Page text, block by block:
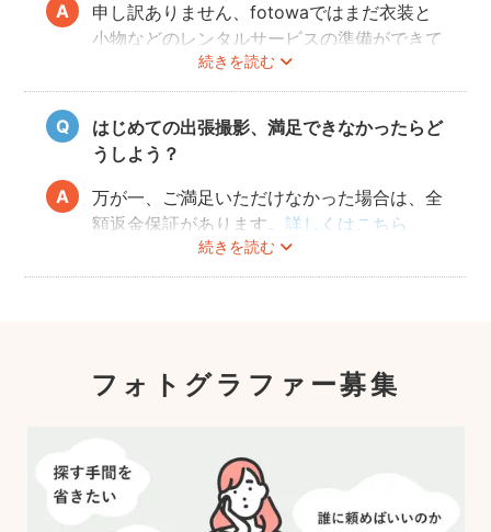
続きを読む
申し訳ありません、fotowaではまだ衣装と
小物などのレンタルサービスの準備ができて
おりませんので、お客様ご自身にご用意をお
願いしております。
はじめての出張撮影、満足できなかったらど
うしよう？
続きを読む
万が一、ご満足いただけなかった場合は、全
額返金保証があります。詳しくはこちら
フォトグラファー募集